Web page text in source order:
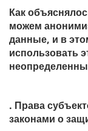
Как
можем
данные, и в
использовать
. Права
законами о